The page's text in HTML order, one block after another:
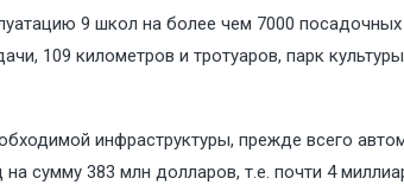
9 школ на более чем 7000
109 километров и тротуаров, парк
инфраструктуры, прежде всего
сумму 383 млн долларов, т.е. почти 4